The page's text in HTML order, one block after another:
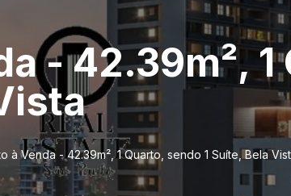
- 42.39m², 1
à Venda - 42.39m², 1 Quarto, sendo 1 Suíte, Bela